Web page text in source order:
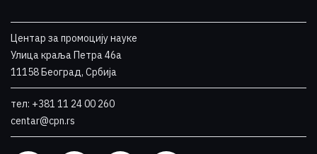
Центар за промоцију науке
Улица краља Петра 46a
11158 Београд, Србија
тел: +381 11 24 00 260
centar@cpn.rs